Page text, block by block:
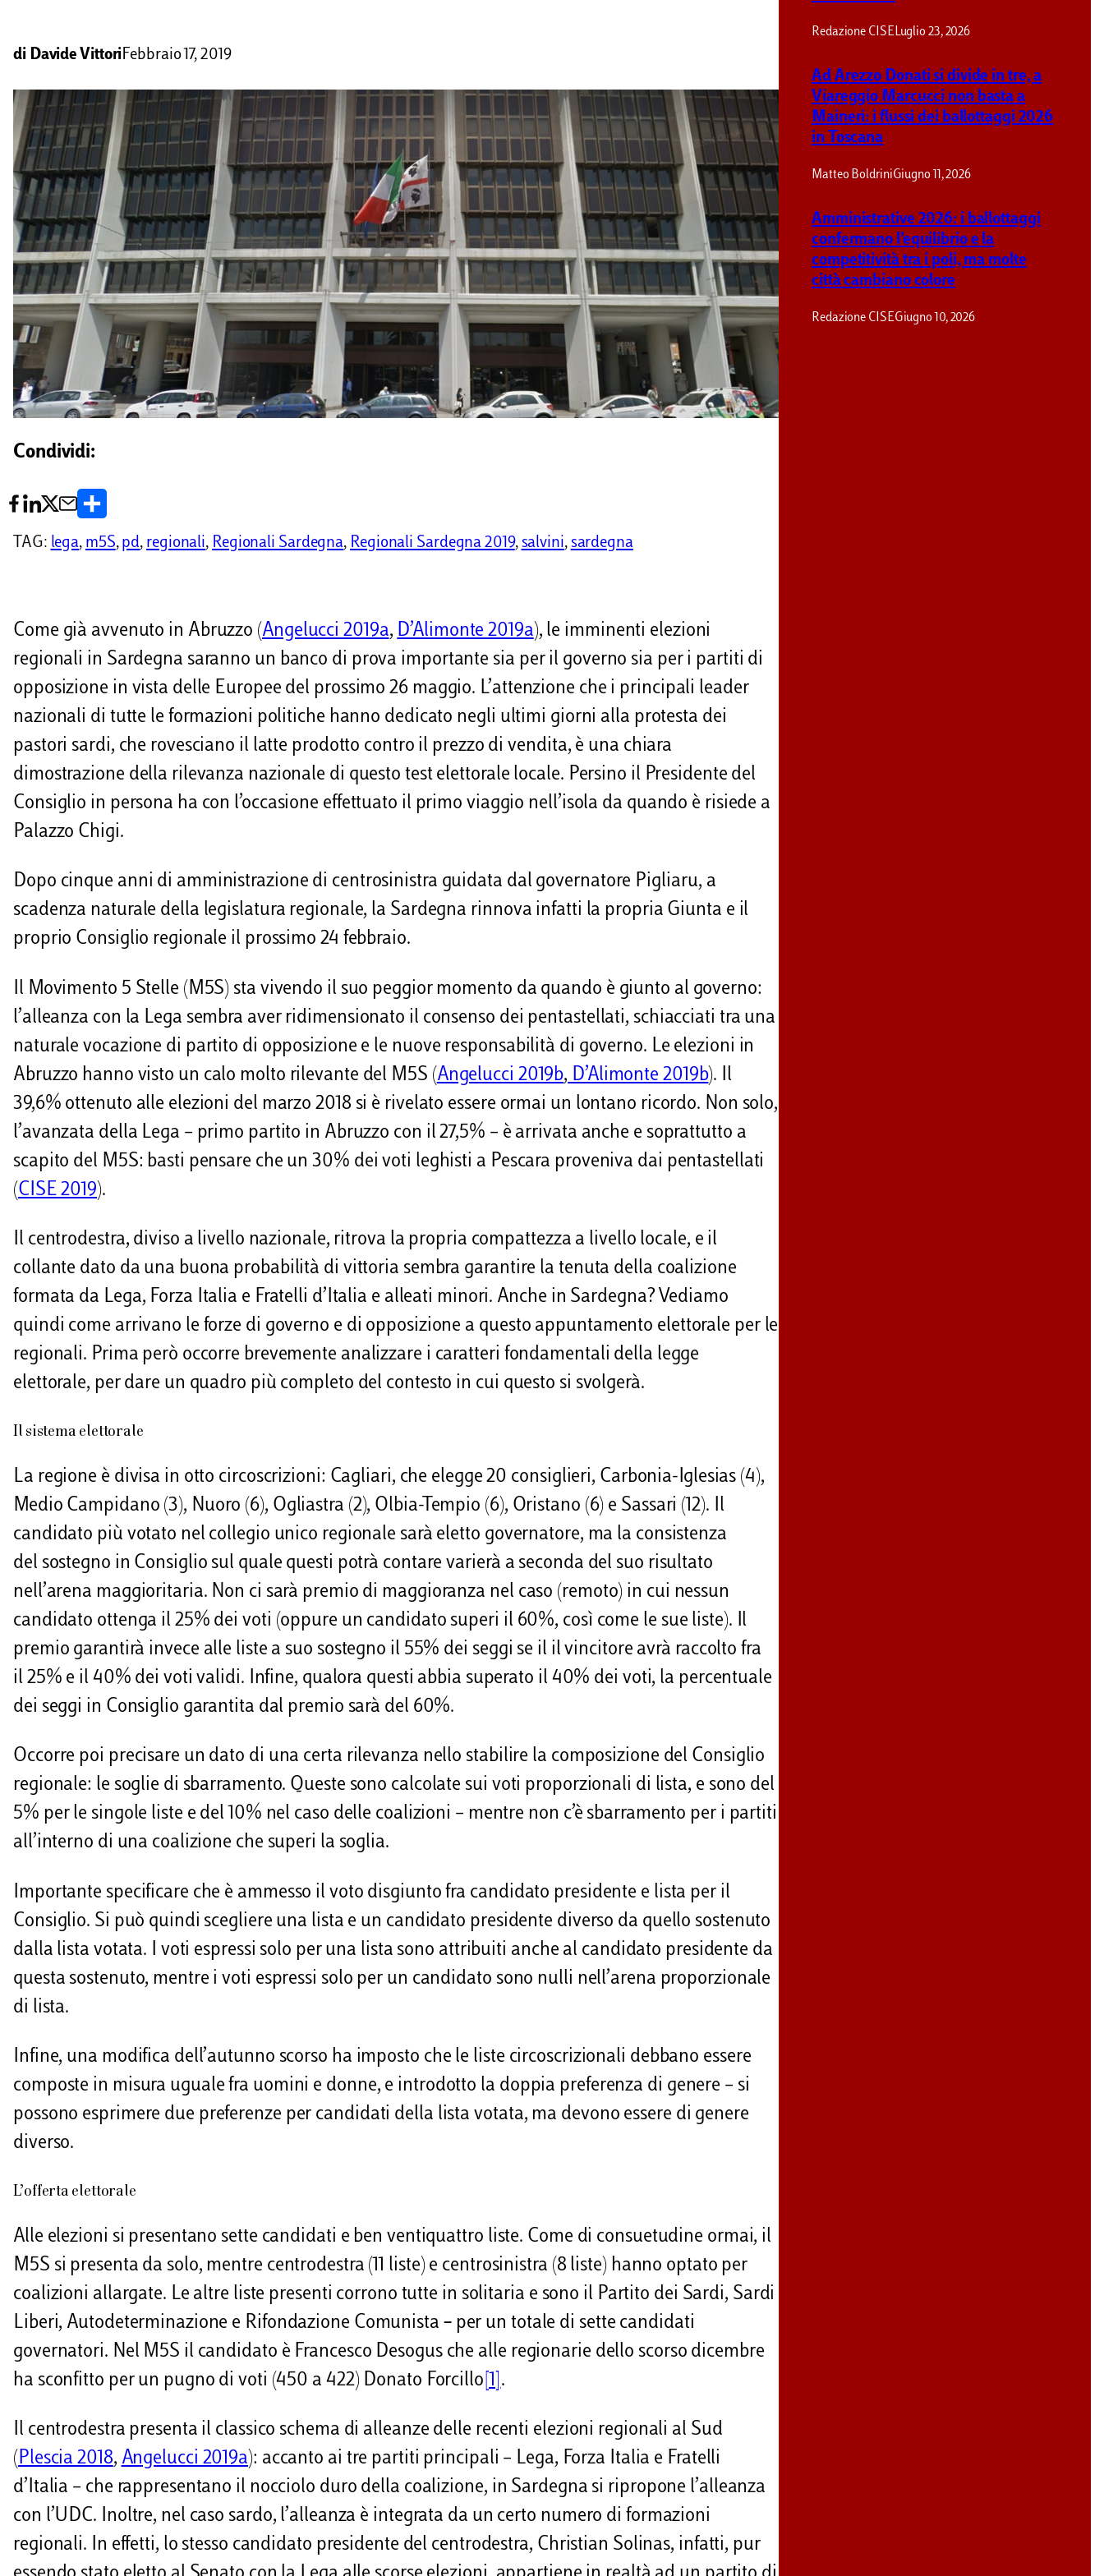
di Davide VittoriFebbraio 17, 2019
Condividi:
o
v
d
i
TAG: lega, m5S, pd, regionali, Regionali Sardegna, Regionali Sardegna 2019, salvini, sardegna
Come già avvenuto in Abruzzo (Angelucci 2019a, D’Alimonte 2019a), le imminenti elezioni
regionali in Sardegna saranno un banco di prova importante sia per il governo sia per i partiti di
opposizione in vista delle Europee del prossimo 26 maggio. L’attenzione che i principali leader
nazionali di tutte le formazioni politiche hanno dedicato negli ultimi giorni alla protesta dei
pastori sardi, che rovesciano il latte prodotto contro il prezzo di vendita, è una chiara
dimostrazione della rilevanza nazionale di questo test elettorale locale. Persino il Presidente del
Consiglio in persona ha con l’occasione effettuato il primo viaggio nell’isola da quando è risiede a
Palazzo Chigi.
Dopo cinque anni di amministrazione di centrosinistra guidata dal governatore Pigliaru, a
scadenza naturale della legislatura regionale, la Sardegna rinnova infatti la propria Giunta e il
proprio Consiglio regionale il prossimo 24 febbraio.
Il Movimento 5 Stelle (M5S) sta vivendo il suo peggior momento da quando è giunto al governo:
l’alleanza con la Lega sembra aver ridimensionato il consenso dei pentastellati, schiacciati tra una
naturale vocazione di partito di opposizione e le nuove responsabilità di governo. Le elezioni in
Abruzzo hanno visto un calo molto rilevante del M5S (Angelucci 2019b, D’Alimonte 2019b). Il
39,6% ottenuto alle elezioni del marzo 2018 si è rivelato essere ormai un lontano ricordo. Non solo,
l’avanzata della Lega – primo partito in Abruzzo con il 27,5% – è arrivata anche e soprattutto a
scapito del M5S: basti pensare che un 30% dei voti leghisti a Pescara proveniva dai pentastellati
(CISE 2019).
Il centrodestra, diviso a livello nazionale, ritrova la propria compattezza a livello locale, e il
collante dato da una buona probabilità di vittoria sembra garantire la tenuta della coalizione
formata da Lega, Forza Italia e Fratelli d’Italia e alleati minori. Anche in Sardegna? Vediamo
quindi come arrivano le forze di governo e di opposizione a questo appuntamento elettorale per le
regionali. Prima però occorre brevemente analizzare i caratteri fondamentali della legge
elettorale, per dare un quadro più completo del contesto in cui questo si svolgerà.
Il sistema elettorale
La regione è divisa in otto circoscrizioni: Cagliari, che elegge 20 consiglieri, Carbonia-Iglesias (4),
Medio Campidano (3), Nuoro (6), Ogliastra (2), Olbia-Tempio (6), Oristano (6) e Sassari (12). Il
candidato più votato nel collegio unico regionale sarà eletto governatore, ma la consistenza
del sostegno in Consiglio sul quale questi potrà contare varierà a seconda del suo risultato
nell’arena maggioritaria. Non ci sarà premio di maggioranza nel caso (remoto) in cui nessun
candidato ottenga il 25% dei voti (oppure un candidato superi il 60%, così come le sue liste). Il
premio garantirà invece alle liste a suo sostegno il 55% dei seggi se il il vincitore avrà raccolto fra
il 25% e il 40% dei voti validi. Infine, qualora questi abbia superato il 40% dei voti, la percentuale
dei seggi in Consiglio garantita dal premio sarà del 60%.
Occorre poi precisare un dato di una certa rilevanza nello stabilire la composizione del Consiglio
regionale: le soglie di sbarramento. Queste sono calcolate sui voti proporzionali di lista, e sono del
5% per le singole liste e del 10% nel caso delle coalizioni – mentre non c’è sbarramento per i partiti
all’interno di una coalizione che superi la soglia.
Importante specificare che è ammesso il voto disgiunto fra candidato presidente e lista per il
Consiglio. Si può quindi scegliere una lista e un candidato presidente diverso da quello sostenuto
dalla lista votata. I voti espressi solo per una lista sono attribuiti anche al candidato presidente da
questa sostenuto, mentre i voti espressi solo per un candidato sono nulli nell’arena proporzionale
di lista.
Infine, una modifica dell’autunno scorso ha imposto che le liste circoscrizionali debbano essere
composte in misura uguale fra uomini e donne, e introdotto la doppia preferenza di genere – si
possono esprimere due preferenze per candidati della lista votata, ma devono essere di genere
diverso.
L’offerta elettorale
Alle elezioni si presentano sette candidati e ben ventiquattro liste. Come di consuetudine ormai, il
M5S si presenta da solo, mentre centrodestra (11 liste) e centrosinistra (8 liste) hanno optato per
coalizioni allargate. Le altre liste presenti corrono tutte in solitaria e sono il Partito dei Sardi, Sardi
Liberi, Autodeterminazione e Rifondazione Comunista – per un totale di sette candidati
governatori. Nel M5S il candidato è Francesco Desogus che alle regionarie dello scorso dicembre
ha sconfitto per un pugno di voti (450 a 422) Donato Forcillo [1] .
Il centrodestra presenta il classico schema di alleanze delle recenti elezioni regionali al Sud
(Plescia 2018, Angelucci 2019a): accanto ai tre partiti principali – Lega, Forza Italia e Fratelli
d’Italia – che rappresentano il nocciolo duro della coalizione, in Sardegna si ripropone l’alleanza
con l’UDC. Inoltre, nel caso sardo, l’alleanza è integrata da un certo numero di formazioni
regionali. In effetti, lo stesso candidato presidente del centrodestra, Christian Solinas, infatti, pur
Redazione CISE Luglio 23, 2026
Ad Arezzo Donati si divide in tre, a
Viareggio Marcucci non basta a
Maineri: i flussi dei ballottaggi 2026
in Toscana
Matteo BoldriniGiugno 11, 2026
Amministrative 2026: i ballottaggi
confermano l’equilibrio e la
competitività tra i poli, ma molte
città cambiano colore
Redazione CISEGiugno 10, 2026